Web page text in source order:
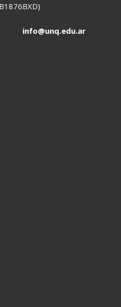
info@unq.edu.ar